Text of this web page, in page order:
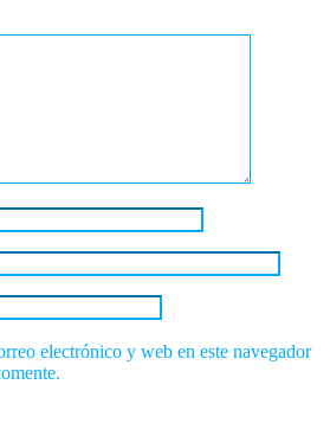
electrónico y web en este navegador